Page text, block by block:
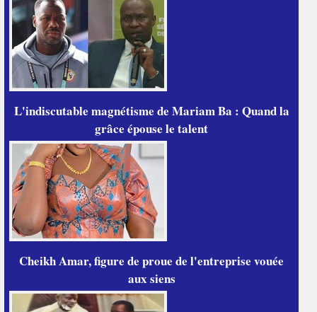
L'indiscutable magnétisme de Mariam Ba : Quand la
grâce épouse le talent
Cheikh Amar, figure de proue de l'entreprise vouée
aux siens